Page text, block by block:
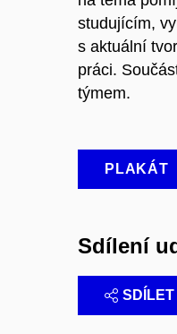
studujícím,
s aktuální
práci.
týmem.
PLAKÁT
Sdílení
SDÍLET